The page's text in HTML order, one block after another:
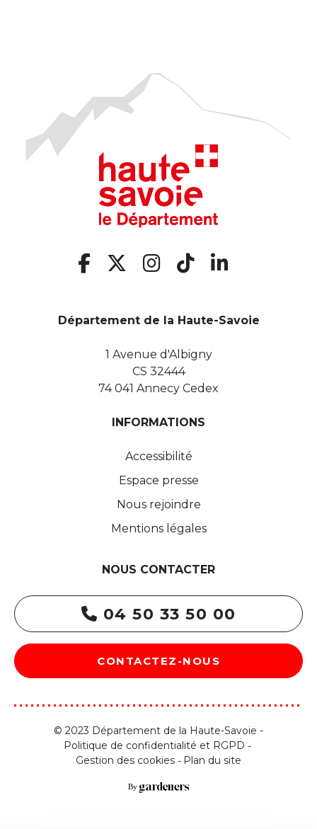
Département de la Haute-Savoie
1 Avenue d'Albigny
CS 32444
74 041 Annecy Cedex
INFORMATIONS
Accessibilité
Espace presse
Nous rejoindre
Mentions légales
NOUS CONTACTER
04 50 33 50 00
CONTACTEZ-NOUS
© 2023 Département de la Haute-Savoie -
Politique de confidentialité et RGPD
Gestion des cookies
Plan du site